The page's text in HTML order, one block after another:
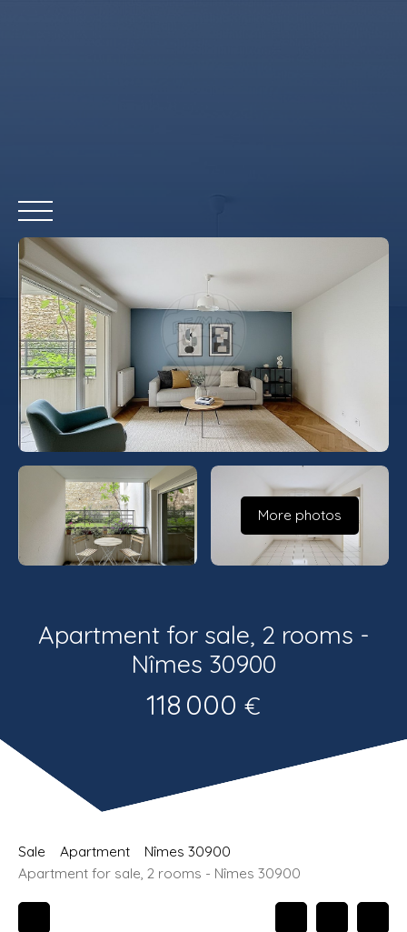
HOME BUY RENT WHY CHOOSE US? REMAX
Estimate Recrutement
More photos
Apartment for sale, 2 rooms -
Nîmes 30900
118 000 €
Sale Apartment
Nîmes 30900
Apartment for sale, 2 rooms - Nîmes 30900